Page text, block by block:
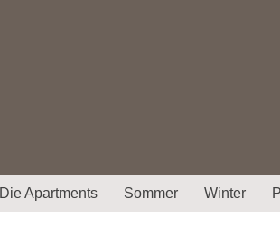
Die Apartments Sommer Winter